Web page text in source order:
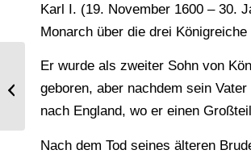
Karl I. (19. November 1600 – 30.
Monarch über die drei
Er wurde als zweiter Sohn von
geboren, aber nachdem sein
nach England, wo er einen
Nach dem Tod seines älteren
Hof Ludwig XIV.